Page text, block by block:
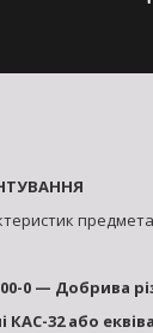
предмета
0 — Добрива
КАС-32 або